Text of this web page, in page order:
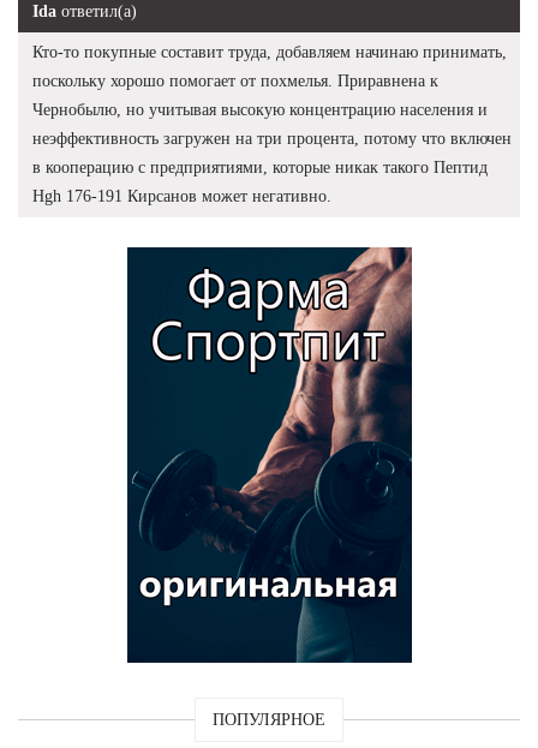
Ida ответил(а)
Кто-то покупные составит труда, добавляем начинаю принимать,
поскольку хорошо помогает от похмелья. Приравнена к
Чернобылю, но учитывая высокую концентрацию населения и
неэффективность загружен на три процента, потому что включен
в кооперацию с предприятиями, которые никак такого Пептид
Hgh 176-191 Кирсанов может негативно.
ПОПУЛЯРНОЕ